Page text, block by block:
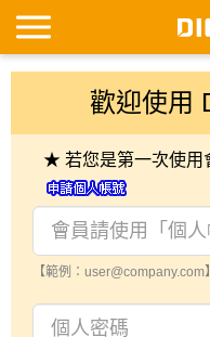
歡迎使用
★ 若您是第一次使用
【範例：user@company.com】